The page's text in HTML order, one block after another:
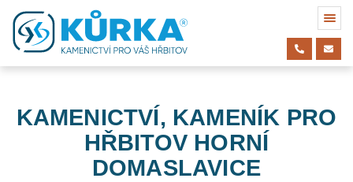
KAMENICTVÍ, KAMENÍK PRO
HŘBITOV HORNÍ
DOMASLAVICE